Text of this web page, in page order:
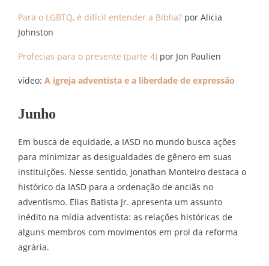
Para o LGBTQ, é difícil entender a Bíblia? por Alicia
Johnston
Profecias para o presente (parte 4) por Jon Paulien
vídeo: A igreja adventista e a liberdade de expressão
Junho
Em busca de equidade, a IASD no mundo busca ações
para minimizar as desigualdades de gênero em suas
instituições. Nesse sentido, Jonathan Monteiro destaca o
histórico da IASD para a ordenação de anciãs no
adventismo. Elias Batista Jr. apresenta um assunto
inédito na mídia adventista: as relações históricas de
alguns membros com movimentos em prol da reforma
agrária.